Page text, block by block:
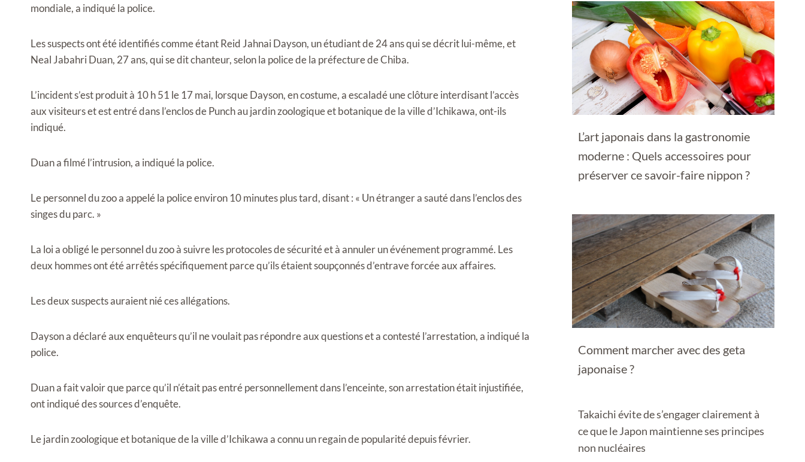
mondiale, a indiqué la police.
Les suspects ont été identifiés comme étant Reid Jahnai Dayson, un étudiant de 24 ans qui se décrit lui-même, et
Neal Jabahri Duan, 27 ans, qui se dit chanteur, selon la police de la préfecture de Chiba.
L’incident s’est produit à 10 h 51 le 17 mai, lorsque Dayson, en costume, a escaladé une clôture interdisant l’accès
aux visiteurs et est entré dans l’enclos de Punch au jardin zoologique et botanique de la ville d’Ichikawa, ont-ils
indiqué.
Duan a filmé l’intrusion, a indiqué la police.
Le personnel du zoo a appelé la police environ 10 minutes plus tard, disant : « Un étranger a sauté dans l’enclos des
singes du parc. »
La loi a obligé le personnel du zoo à suivre les protocoles de sécurité et à annuler un événement programmé. Les
deux hommes ont été arrêtés spécifiquement parce qu’ils étaient soupçonnés d’entrave forcée aux affaires.
Les deux suspects auraient nié ces allégations.
Dayson a déclaré aux enquêteurs qu’il ne voulait pas répondre aux questions et a contesté l’arrestation, a indiqué la
police.
Duan a fait valoir que parce qu’il n’était pas entré personnellement dans l’enceinte, son arrestation était injustifiée,
ont indiqué des sources d’enquête.
Le jardin zoologique et botanique de la ville d’Ichikawa a connu un regain de popularité depuis février.
L’art japonais dans la gastronomie
moderne : Quels accessoires pour
préserver ce savoir-faire nippon ?
Comment marcher avec des geta
japonaise ?
Takaichi évite de s’engager clairement à
ce que le Japon maintienne ses principes
non nucléaires